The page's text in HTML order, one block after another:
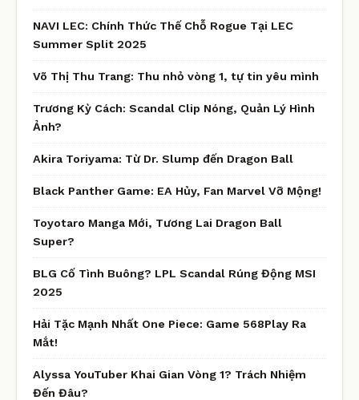
NAVI LEC: Chính Thức Thế Chỗ Rogue Tại LEC
Summer Split 2025
Võ Thị Thu Trang: Thu nhỏ vòng 1, tự tin yêu mình
Trương Kỳ Cách: Scandal Clip Nóng, Quản Lý Hình
Ảnh?
Akira Toriyama: Từ Dr. Slump đến Dragon Ball
Black Panther Game: EA Hủy, Fan Marvel Vỡ Mộng!
Toyotaro Manga Mới, Tương Lai Dragon Ball
Super?
BLG Cố Tình Buông? LPL Scandal Rúng Động MSI
2025
Hải Tặc Mạnh Nhất One Piece: Game 568Play Ra
Mắt!
Alyssa YouTuber Khai Gian Vòng 1? Trách Nhiệm
Đến Đâu?